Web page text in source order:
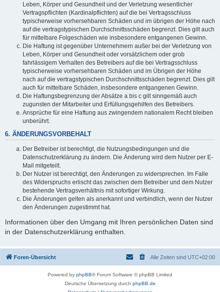
Leben, Körper und Gesundheit und der Verletzung wesentlicher
Vertragspflichten (Kardinalpflichten) auf die bei Vertragsschluss
typischerweise vorhersehbaren Schäden und im übrigen der Höhe nach
auf die vertragstypischen Durchschnittsschäden begrenzt. Dies gilt auch
für mittelbare Folgeschäden wie insbesondere entgangenen Gewinn.
Die Haftung ist gegenüber Unternehmern außer bei der Verletzung von
Leben, Körper und Gesundheit oder vorsätzlichem oder grob
fahrlässigem Verhalten des Betreibers auf die bei Vertragsschluss
typischerweise vorhersehbaren Schäden und im Übrigen der Höhe
nach auf die vertragstypischen Durchschnittsschäden begrenzt. Dies gilt
auch für mittelbare Schäden, insbesondere entgangenen Gewinn.
Die Haftungsbegrenzung der Absätze a bis c gilt sinngemäß auch
zugunsten der Mitarbeiter und Erfüllungsgehilfen des Betreibers.
Ansprüche für eine Haftung aus zwingendem nationalem Recht bleiben
unberührt.
6. ÄNDERUNGSVORBEHALT
Der Betreiber ist berechtigt, die Nutzungsbedingungen und die
Datenschutzerklärung zu ändern. Die Änderung wird dem Nutzer per E-
Mail mitgeteilt.
Der Nutzer ist berechtigt, den Änderungen zu widersprechen. Im Falle
des Widerspruchs erlischt das zwischen dem Betreiber und dem Nutzer
bestehende Vertragsverhältnis mit sofortiger Wirkung.
Die Änderungen gelten als anerkannt und verbindlich, wenn der Nutzer
den Änderungen zugestimmt hat.
Informationen über den Umgang mit Ihren persönlichen Daten sind
in der Datenschutzerklärung enthalten.
Foren-Übersicht Alle Zeiten sind UTC+02:00
Powered by phpBB® Forum Software © phpBB Limited
Deutsche Übersetzung durch phpBB.de